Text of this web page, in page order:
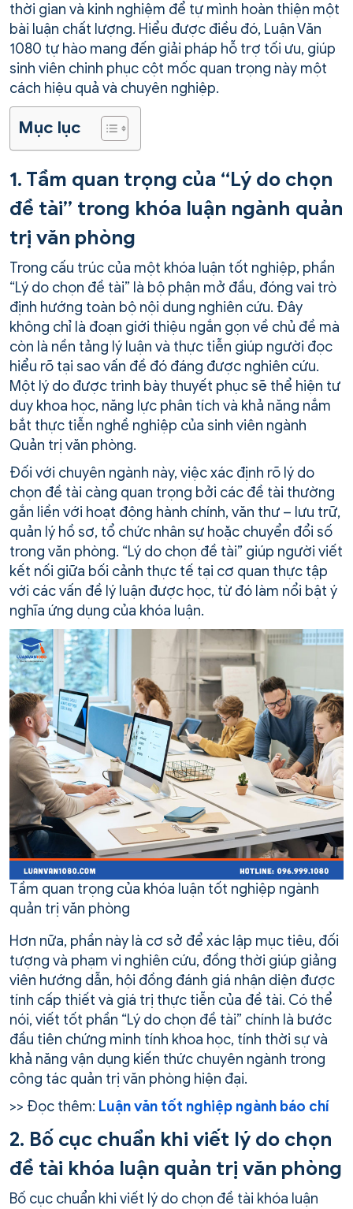
thời gian và kinh nghiệm để tự mình hoàn thiện một
bài luận chất lượng. Hiểu được điều đó, Luận Văn
1080 tự hào mang đến giải pháp hỗ trợ tối ưu, giúp
sinh viên chinh phục cột mốc quan trọng này một
cách hiệu quả và chuyên nghiệp.
Mục lục
1. Tầm quan trọng của “Lý do chọn
đề tài” trong khóa luận ngành quản
trị văn phòng
Trong cấu trúc của một khóa luận tốt nghiệp, phần
“Lý do chọn đề tài” là bộ phận mở đầu, đóng vai trò
định hướng toàn bộ nội dung nghiên cứu. Đây
không chỉ là đoạn giới thiệu ngắn gọn về chủ đề mà
còn là nền tảng lý luận và thực tiễn giúp người đọc
hiểu rõ tại sao vấn đề đó đáng được nghiên cứu.
Một lý do được trình bày thuyết phục sẽ thể hiện tư
duy khoa học, năng lực phân tích và khả năng nắm
bắt thực tiễn nghề nghiệp của sinh viên ngành
Quản trị văn phòng.
Đối với chuyên ngành này, việc xác định rõ lý do
chọn đề tài càng quan trọng bởi các đề tài thường
gắn liền với hoạt động hành chính, văn thư – lưu trữ,
quản lý hồ sơ, tổ chức nhân sự hoặc chuyển đổi số
trong văn phòng. “Lý do chọn đề tài” giúp người viết
kết nối giữa bối cảnh thực tế tại cơ quan thực tập
với các vấn đề lý luận được học, từ đó làm nổi bật ý
nghĩa ứng dụng của khóa luận.
Tầm quan trọng của khóa luận tốt nghiệp ngành
quản trị văn phòng
Hơn nữa, phần này là cơ sở để xác lập mục tiêu, đối
tượng và phạm vi nghiên cứu, đồng thời giúp giảng
viên hướng dẫn, hội đồng đánh giá nhận diện được
tính cấp thiết và giá trị thực tiễn của đề tài. Có thể
nói, viết tốt phần “Lý do chọn đề tài” chính là bước
đầu tiên chứng minh tính khoa học, tính thời sự và
khả năng vận dụng kiến thức chuyên ngành trong
công tác quản trị văn phòng hiện đại.
>> Đọc thêm: Luận văn tốt nghiệp ngành báo chí
2. Bố cục chuẩn khi viết lý do chọn
đề tài khóa luận quản trị văn phòng
Bố cục chuẩn khi viết lý do chọn đề tài khóa luận